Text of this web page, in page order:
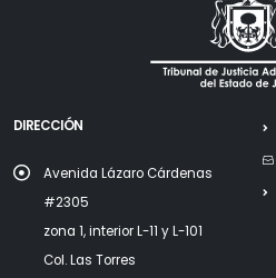
DIRECCIÓN
Avenida Lázaro Cárdenas
#2305
zona 1, interior L-11 y L-101
Col. Las Torres